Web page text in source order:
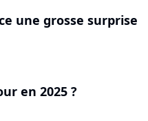
une grosse surprise
en 2025 ?